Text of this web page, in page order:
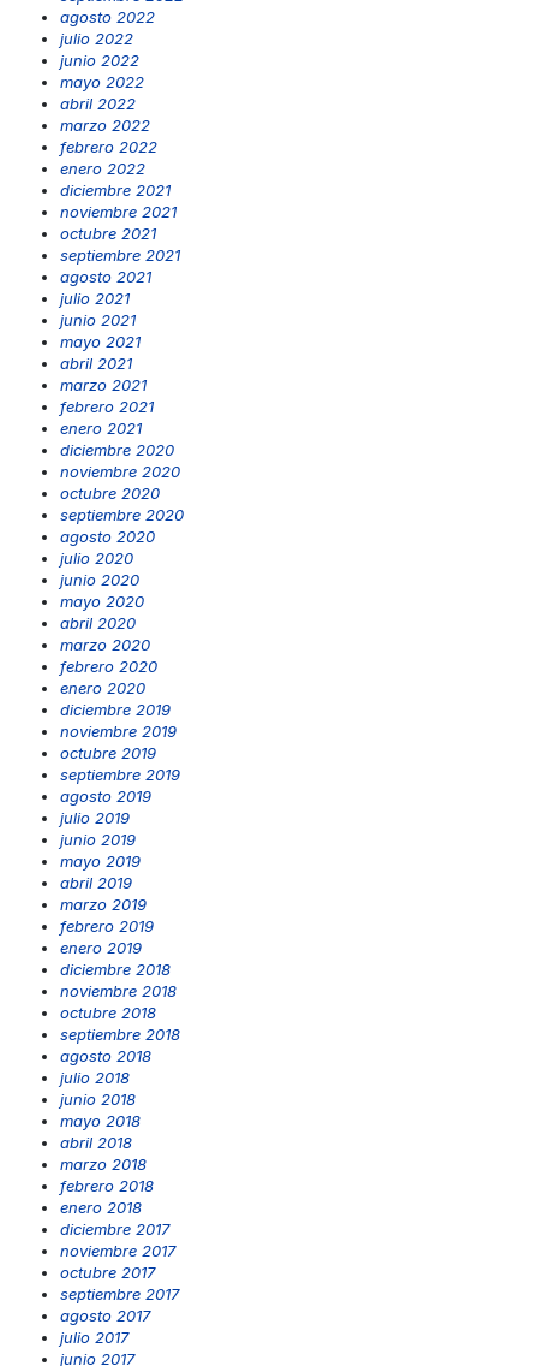
agosto 2022
julio 2022
junio 2022
mayo 2022
abril 2022
marzo 2022
febrero 2022
enero 2022
diciembre 2021
noviembre 2021
octubre 2021
septiembre 2021
agosto 2021
julio 2021
junio 2021
mayo 2021
abril 2021
marzo 2021
febrero 2021
enero 2021
diciembre 2020
noviembre 2020
octubre 2020
septiembre 2020
agosto 2020
julio 2020
junio 2020
mayo 2020
abril 2020
marzo 2020
febrero 2020
enero 2020
diciembre 2019
noviembre 2019
octubre 2019
septiembre 2019
agosto 2019
julio 2019
junio 2019
mayo 2019
abril 2019
marzo 2019
febrero 2019
enero 2019
diciembre 2018
noviembre 2018
octubre 2018
septiembre 2018
agosto 2018
julio 2018
junio 2018
mayo 2018
abril 2018
marzo 2018
febrero 2018
enero 2018
diciembre 2017
noviembre 2017
octubre 2017
septiembre 2017
agosto 2017
julio 2017
junio 2017